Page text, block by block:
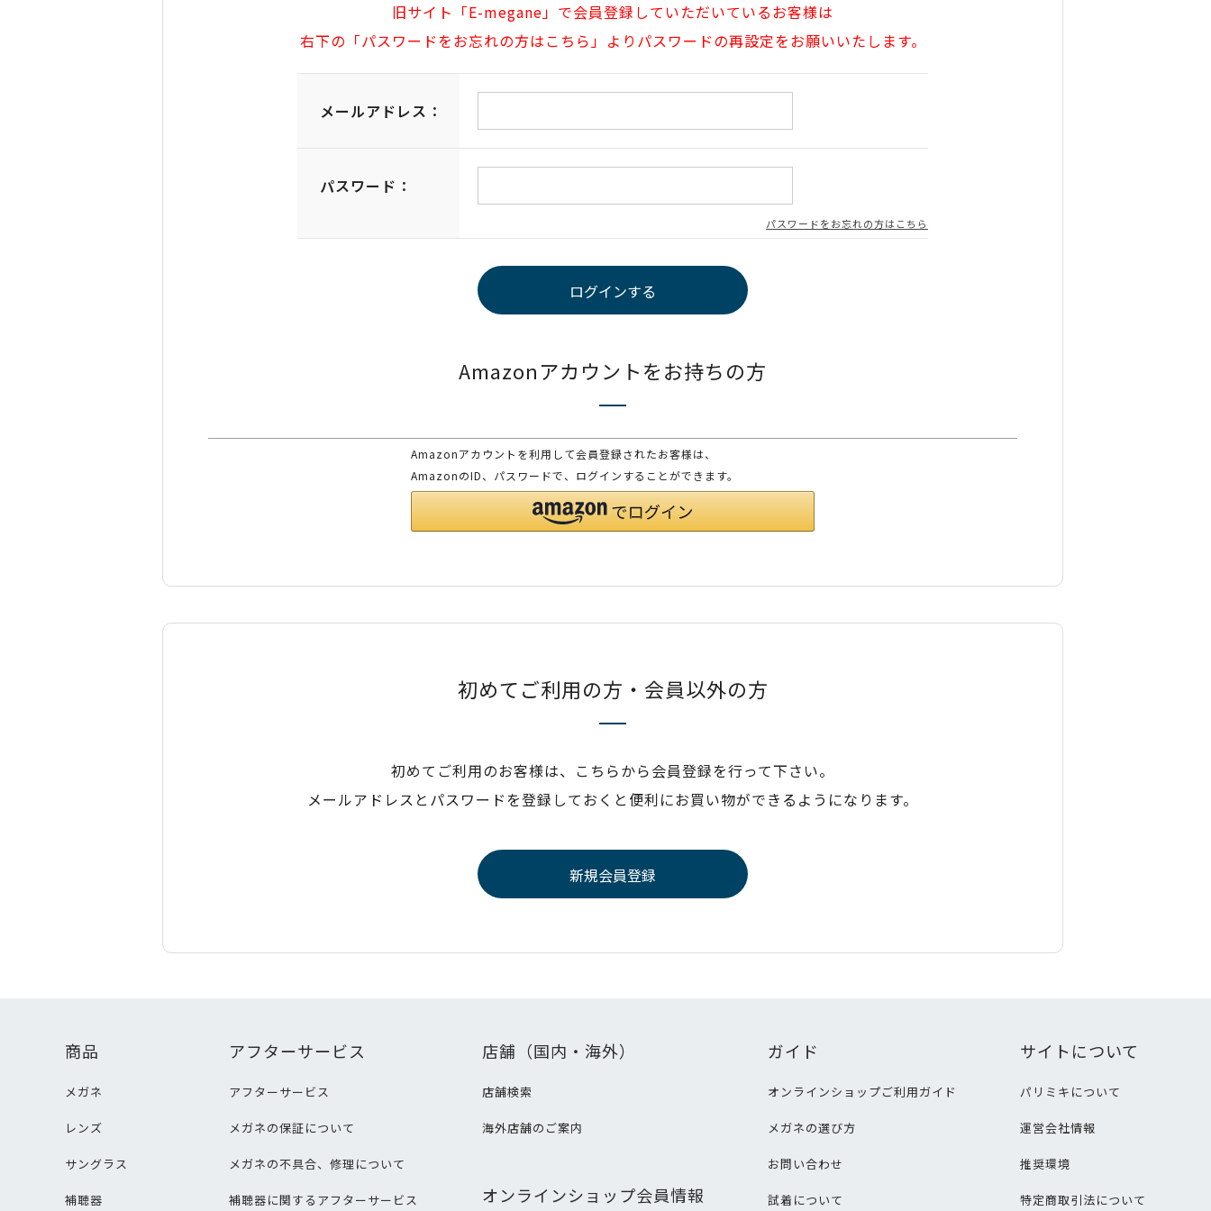
旧サイト「E-megane」で会員登録していただいているお客様は
右下の「パスワードをお忘れの方はこちら」よりパスワードの再設定をお願いいたします。
メールアドレス：
パスワード：
パスワードをお忘れの方はこちら
Amazonアカウントをお持ちの方
Amazonアカウントを利用して会員登録されたお客様は、
AmazonのID、パスワードで、ログインすることができます。
初めてご利用の方・会員以外の方
初めてご利用のお客様は、こちらから会員登録を行って下さい。
メールアドレスとパスワードを登録しておくと便利にお買い物ができるようになります。
商品
メガネ
レンズ
サングラス
補聴器
アフターサービス
アフターサービス
メガネの保証について
メガネの不具合、修理について
補聴器に関するアフターサービス
店舗（国内・海外）
店舗検索
海外店舗のご案内
オンラインショップ会員情報
ガイド
オンラインショップご利用ガイド
メガネの選び方
お問い合わせ
試着について
サイトについて
パリミキについて
運営会社情報
推奨環境
特定商取引法について